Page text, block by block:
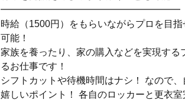
━━━━━━━━━━━━━━━━━━━
時給（1500円）をもらいながらプロを目
可能！
家族を養ったり、家の購入などを実現す
るお仕事です！
シフトカットや待機時間はナシ！ なので
嬉しいポイント！ 各自のロッカーと更衣